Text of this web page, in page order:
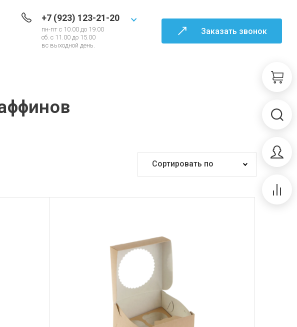
+7 (923) 123-21-20
пн-пт с 10.00 до 19.00
сб. с 11.00 до 15.00
вс выходной день.
Заказать звонок
Сортировать по
Название от Я